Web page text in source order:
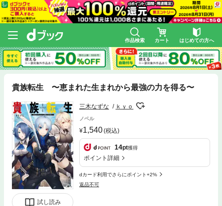
作品検索 カート はじめての方へ
貴族転生 〜恵まれた生まれから最強の力を得る〜
試し読み
三木なずな ｋｙｏ
ノベル
1,540(税込)
14pt獲得
ポイント詳細
dカード利用でさらにポイント+2%
返品不可